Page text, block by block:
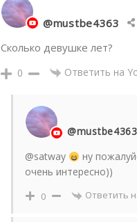
@mustbe4363
Сколько девушке лет?
0 Ответить на
@mustbe4363
@satway
ну
очень интересно))
0 Ответить